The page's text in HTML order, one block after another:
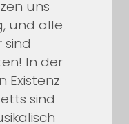
uns
und alle
sind
In der
Existenz
sind